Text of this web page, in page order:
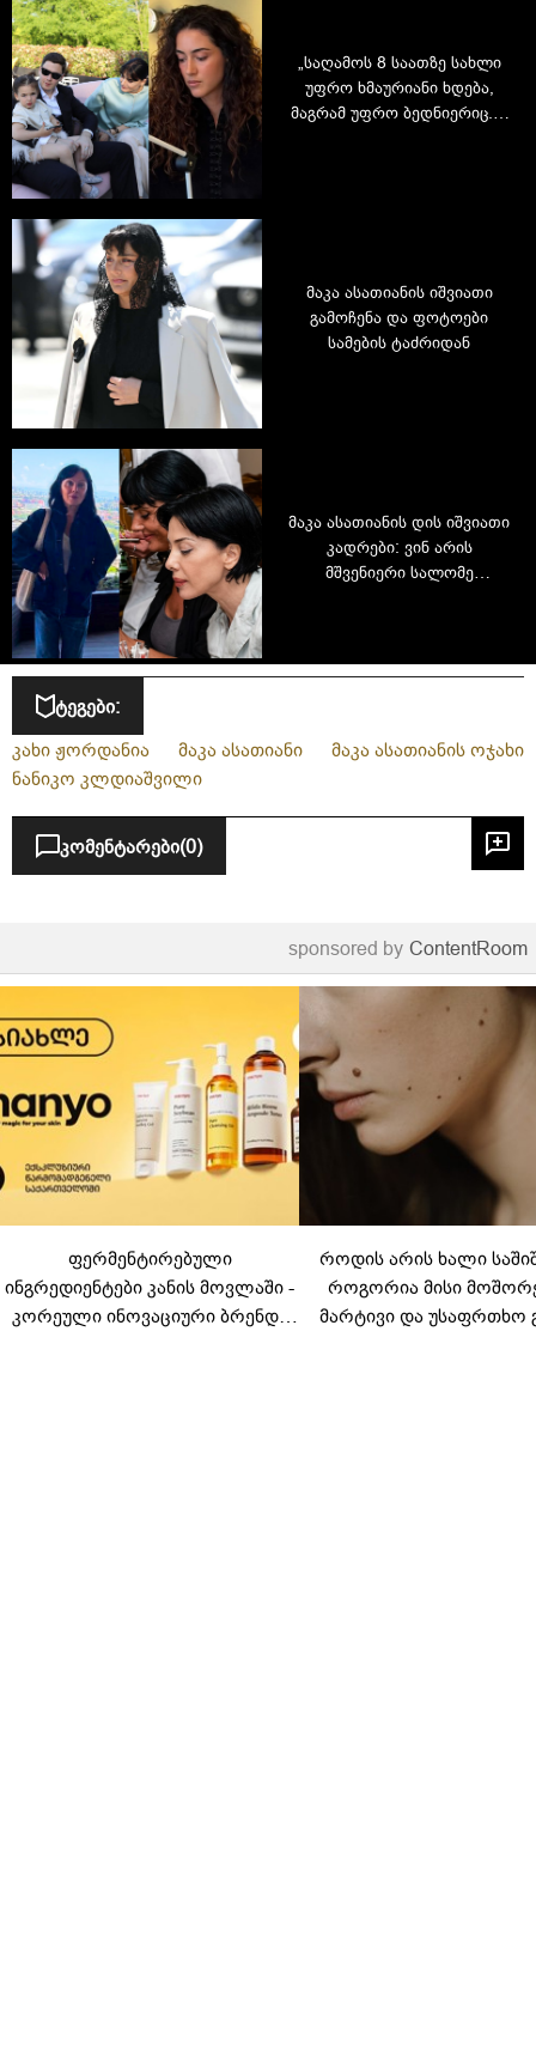
„საღამოს 8 საათზე სახლი
უფრო ხმაურიანი ხდება,
მაგრამ უფრო ბედნიერიც...“
მაკა ასათიანის იშვიათი
გამოჩენა და ფოტოები
სამების ტაძრიდან
მაკა ასათიანის დის იშვიათი
კადრები: ვინ არის
მშვენიერი სალომე
ტეგები:
კახი ჟორდანია მაკა ასათიანი
მაკა ასათიანის ოჯახი
ნანიკო კლდიაშვილი
კომენტარები(0)
sponsored by ContentRoom
ფერმენტირებული
ინგრედიენტები კანის მოვლაში -
კორეული ინოვაციური ბრენდი
როდის არის ხალი
როგორია მისი
მარტივი და უსაფრთხო